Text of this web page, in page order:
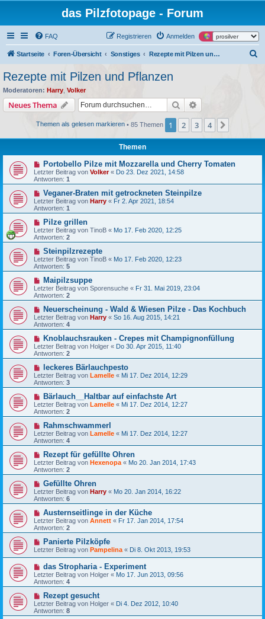
das Pilzfotopage - Forum
FAQ Anmelden
Registrieren
Startseite Foren-Übersicht Sonstiges Rezepte mit Pilzen und Pflanzen
Rezepte mit Pilzen und Pflanzen
Moderatoren: Harry Volker
Neues Thema Suche
Themen als gelesen markieren • 85 Themen 1 2 3 4
Themen
Portobello Pilze mit Mozzarella und Cherry Tomaten
Letzter Beitrag von Volker« Do 23. Dez 2021, 14:58
Antworten: 1
Veganer-Braten mit getrockneten Steinpilze
Letzter Beitrag von Harry « Fr 2. Apr 2021, 18:54
Antworten: 1
Pilze grillen
Letzter Beitrag von TinoB « Mo 17. Feb 2020, 12:25
Antworten: 2
Steinpilzrezepte
Letzter Beitrag von TinoB « Mo 17. Feb 2020, 12:23
Antworten: 5
Maipilzsuppe
Letzter Beitrag von Sporensuche « Fr 31. Mai 2019, 23:04
Antworten: 2
Neuerscheinung - Wald & Wiesen Pilze - Das Kochbuch
Letzter Beitrag von Harry « So 16. Aug 2015, 14:21
Antworten: 4
Knoblauchsrauken - Crepes mit Champignonfüllung
Letzter Beitrag von Holger « Do 30. Apr 2015, 11:40
Antworten: 2
leckeres Bärlauchpesto
Letzter Beitrag von Lamelle « Mi 17. Dez 2014, 12:29
Antworten: 3
Bärlauch__Haltbar auf einfachste Art
Letzter Beitrag von Lamelle « Mi 17. Dez 2014, 12:27
Antworten: 2
Rahmschwammerl
Letzter Beitrag von Lamelle « Mi 17. Dez 2014, 12:27
Antworten: 4
Rezept für gefüllte Ohren
Letzter Beitrag von Hexenopa « Mo 20. Jan 2014, 17:43
Antworten: 2
Gefüllte Ohren
Letzter Beitrag von Harry « Mo 20. Jan 2014, 16:22
Antworten: 6
Austernseitlinge in der Küche
Letzter Beitrag von Annett « Fr 17. Jan 2014, 17:54
Antworten: 2
Panierte Pilzköpfe
Letzter Beitrag von Pampelina « Di 8. Okt 2013, 19:53
das Stropharia - Experiment
Letzter Beitrag von Holger « Mo 17. Jun 2013, 09:56
Antworten: 4
Rezept gesucht
Letzter Beitrag von Holger « Di 4. Dez 2012, 10:40
Antworten: 8